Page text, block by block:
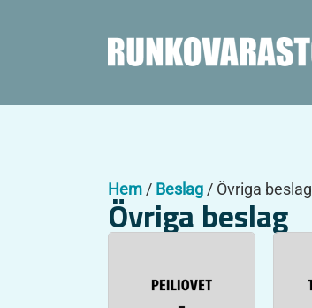
Hem / Beslag / Övriga beslag
Övriga beslag